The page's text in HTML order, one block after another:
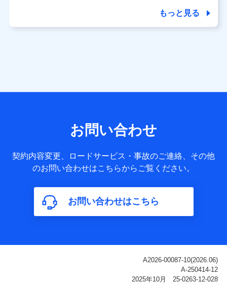
個人データは、こちら の利用目的の範囲内に限って共同利
用します。
サービス提供等を通じて取得した、以下の情報などの個人デ
基本情報
氏名、電話番号、メールアドレス、お客さまの識別子、
属性、連絡先、dポイントサービスのご利用に関する情
構成、住所、dポイント残高、dポイント利用履歴などが
含まれます。
利用情報
ご契約状態・ご利用履歴インターネット利用時の行動に
関する情報、アプリケーション利用時の行動に関する情
報、購入されたサービスや商品の名称・購入場所・決済
もっと見る
お問い合わせ
契約内容変更、ロードサービス・事故のご連絡、その他
のお問い合わせはこちらからご覧ください。
お問い合わせはこちら